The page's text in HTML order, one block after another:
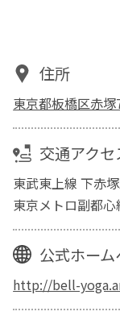
住所
東京都板橋区赤
交通アクセ
東武東上線 下赤
東京メトロ副都
公式ホー
http://bell-